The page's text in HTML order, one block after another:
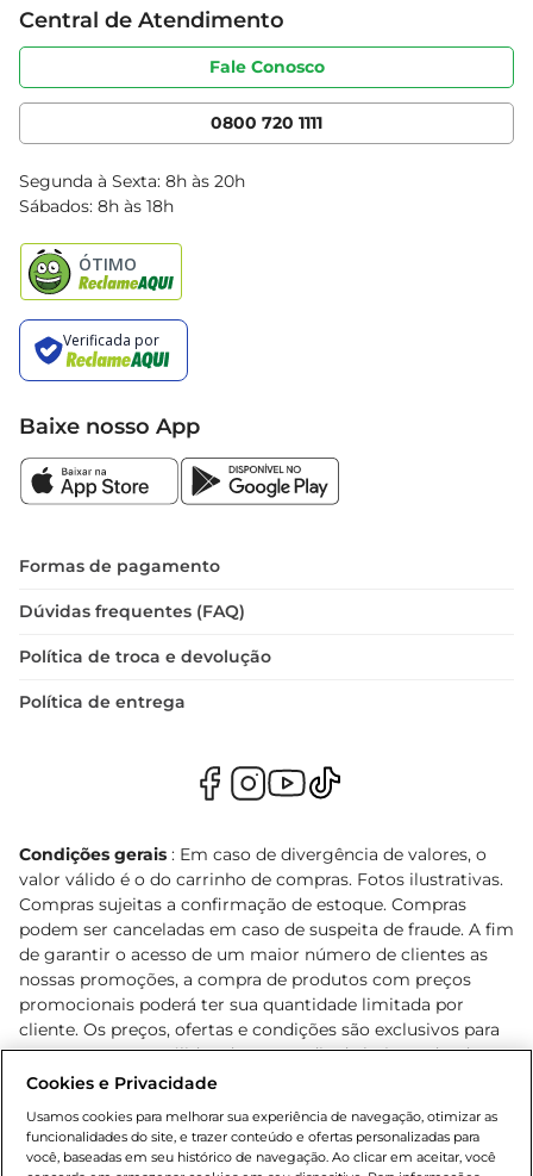
Sobre privacidade
Portal do fornecedor
Cencosud Media
Produtos Bretas
Código de ética
Serviços
Clube Bretas
Blog Bretas
Black Friday
Central de Atendimento
Fale Conosco
0800 720 1111
Segunda à Sexta: 8h às 20h
Sábados: 8h às 18h
Baixe nosso App
Formas de pagamento
Dúvidas frequentes (FAQ)
Política de troca e devolução
Política de entrega
Condições gerais : Em caso de divergência de valores, o
valor válido é o do carrinho de compras. Fotos ilustrativas.
Compras sujeitas a confirmação de estoque. Compras
podem ser canceladas em caso de suspeita de fraude. A fim
de garantir o acesso de um maior número de clientes as
nossas promoções, a compra de produtos com preços
promocionais poderá ter sua quantidade limitada por
cliente. Os preços, ofertas e condições são exclusivos para
o e-commerce e válidos durante o dia de hoje, podendo
sofrer alterações sem prévia notificação. Proibida a venda
Lei n.º 8069/90, art. 81, inciso II (Estatuto da Criança e do
Adolescente). Preços e condições exclusivos para o
Cookies e Privacidade
Usamos cookies para melhorar sua experiência de navegação, otimizar as
funcionalidades do site, e trazer conteúdo e ofertas personalizadas para
você, baseadas em seu histórico de navegação. Ao clicar em aceitar, você